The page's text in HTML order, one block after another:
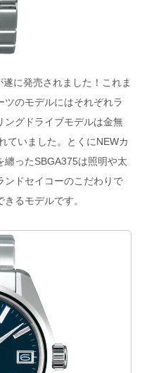
に発売されました！これま
のモデルにはそれぞれラ
ングドライブモデルは金無
ていました。とくにNEWカ
纏ったSBGA375は照明や太
ンドセイコーのこだわりで
るモデルです。